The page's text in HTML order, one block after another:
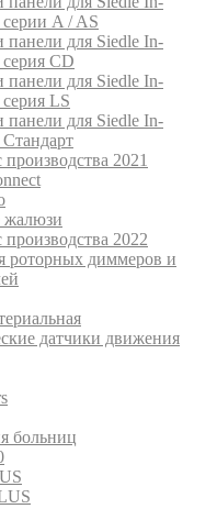
A / AS
для Siedle In-
CD
для Siedle In-
LS
для Siedle In-
2021
жалюзи
2022
роторных диммеров и
датчики движения
больниц